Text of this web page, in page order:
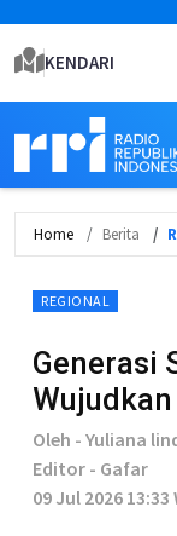
KENDARI
Home Berita
REGIONAL
Generasi
Oleh - Yuliana
Editor - Gafar
09 Jul 2026 13:33